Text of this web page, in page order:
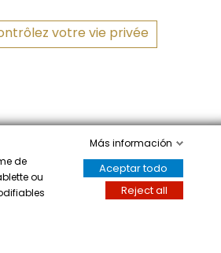
votre vie privée
el certificado
de
ou
Más información
Aceptar todo
Reject all